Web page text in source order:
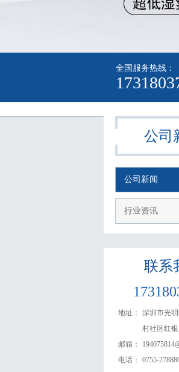
全国服务热线：
公司
公司新闻
行业资讯
联系
地址：
深圳市光
村社区红
邮箱：
电话：
0755-